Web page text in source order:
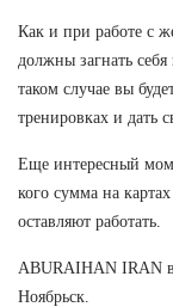
Как и при работе с
должны загнать
таком случае вы
тренировках и дать
Еще интересный
кого сумма на
оставляют работать.
ABURAIHAN IRAN
Ноябрьск.